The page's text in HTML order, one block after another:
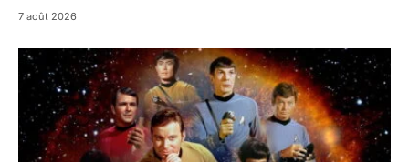
7 août 2026